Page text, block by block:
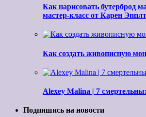
Как нарисовать бутерброд
мастер-класс от Карен
Как создать живописную
Alexey Malina | 7
Подпишись на новости